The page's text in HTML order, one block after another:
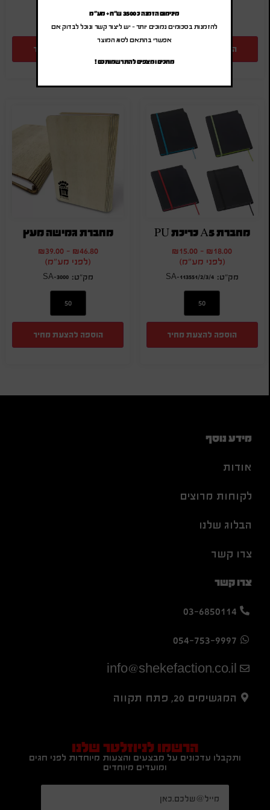
הוספה להצעת מחיר הוספה להצעת מחיר
מחברת A5 כריכת PU
₪18.00
-
₪15.00
(לפני מע"מ)
SA-113551/2/3/4
הוספה להצעת מחיר
מחברת גמישה מעץ
₪46.80
-
₪39.00
(לפני מע"מ)
SA-3000
הוספה להצעת מחיר
מידע נוסף
אודות
לקוחות מרוצים
הבלוג שלנו
צרו קשר
צרו קשר
03-6850114
054-753-9997
info@shekefaction.co.il
המגשימים 20, פתח תקווה
הרשמו לניוזלטר שלנו
ותקבלו עדכונים על מבצעים והצעות מיוחדות לפני חגים
ומועדים מיוחדים
מינימום הזמנה כ 3500 ש"ח + מע"מ
להזמנות בסכומים נמוכים יותר – יש ליצור קשר ונוכל לבדוק אם
אפשרי בהתאם לסוג המוצר
מחכים ומצפים להתרשמותכם !